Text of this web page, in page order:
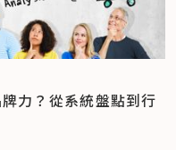
力？從系統盤點到行